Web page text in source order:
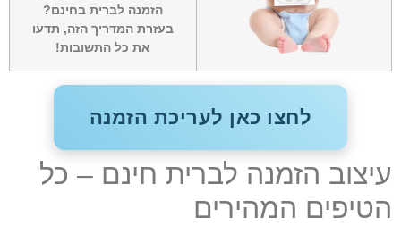
הזמנה לברית בחינם?
בעזרת המדריך הזה, תדעו
את כל התשובות!
לחצו כאן לעריכת הזמנה
הזמנה לברית חינם – כל
המהירים